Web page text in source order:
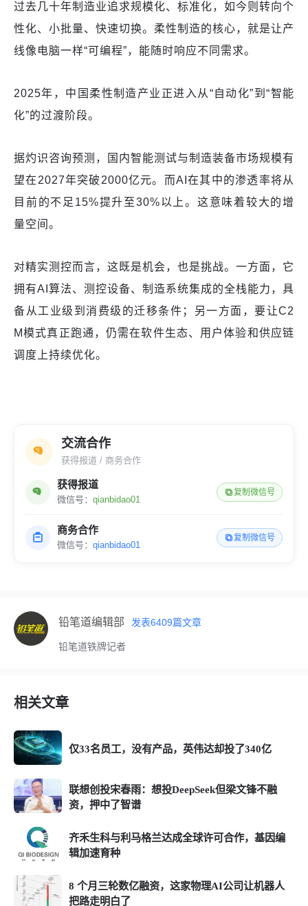
过去几十年制造业追求规模化、标准化，如今则转向个
性化、小批量、快速切换。柔性制造的核心，就是让产
线像电脑一样“可编程”，能随时响应不同需求。
2025年，中国柔性制造产业正进入从“自动化”到“智能
化”的过渡阶段。
据灼识咨询预测，国内智能测试与制造装备市场规模有
望在2027年突破2000亿元。而AI在其中的渗透率将从
目前的不足15%提升至30%以上。这意味着较大的增
量空间。
对精实测控而言，这既是机会，也是挑战。一方面，它
拥有AI算法、测控设备、制造系统集成的全栈能力，具
备从工业级到消费级的迁移条件；另一方面，要让C2
M模式真正跑通，仍需在软件生态、用户体验和供应链
调度上持续优化。
交流合作
获得报道 / 商务合作
获得报道
微信号： qianbidao01
复制微信号
商务合作
微信号： qianbidao01
复制微信号
铅笔道编辑部 发表6409篇文章
铅笔道铁牌记者
相关文章
仅33名员工，没有产品，英伟达却投了340亿
联想创投宋春雨：想投DeepSeek但梁文锋不融
资，押中了智谱
齐禾生科与利马格兰达成全球许可合作，基因编
辑加速育种
8 个月三轮数亿融资，这家物理AI公司让机器人
把路走明白了